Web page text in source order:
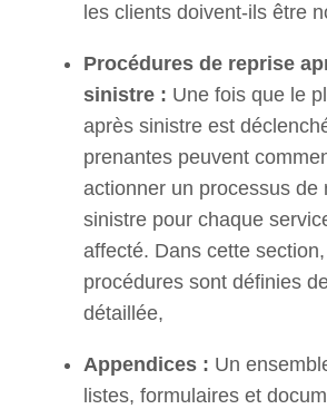
les clients doivent-ils être
Procédures de reprise
sinistre : Une fois que le
après sinistre est
prenantes peuvent
actionner un processus de
sinistre pour chaque
affecté. Dans cette
procédures sont définies
détaillée,
Appendices : Un
listes, formulaires et